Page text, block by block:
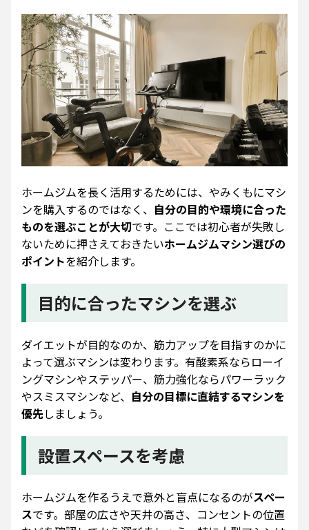
ホームジムを長く活用するためには、やみくもにマシ
ンを購入するのではなく、 自分の目的や環境に合った
ものを選ぶことが大切です。ここでは初心者が失敗し
ないために押さえておきたいホームジムマシン選びの
ポイントを紹介します。
目的に合ったマシンを選ぶ
ダイエットが目的なのか、筋力アップを目指すのかに
よって選ぶマシンは変わります。有酸素系ならローイ
ングマシンやステッパー、筋力強化ならパワーラック
やスミスマシンなど、 自分の目標に直結するマシンを
優先しましょう。
設置スペースを考慮
ホームジムを作るうえで意外と盲点になるのがスペー
スです。部屋の広さや天井の高さ、コンセントの位置